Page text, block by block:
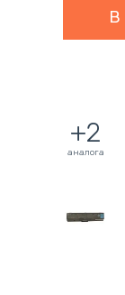
+2
аналога